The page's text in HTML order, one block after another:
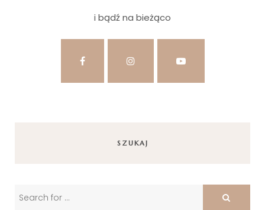
i bądź na bieżąco
SZUKAJ